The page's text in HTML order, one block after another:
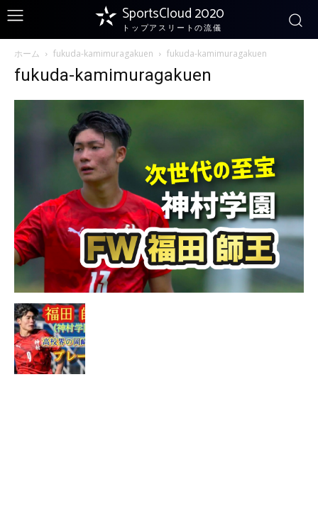
SportsCloud 2020
トップアスリートの流儀
ホーム fukuda-kamimuragakuen fukuda-kamimuragakuen
fukuda-kamimuragakuen